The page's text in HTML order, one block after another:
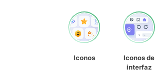
Iconos
Iconos de
interfaz